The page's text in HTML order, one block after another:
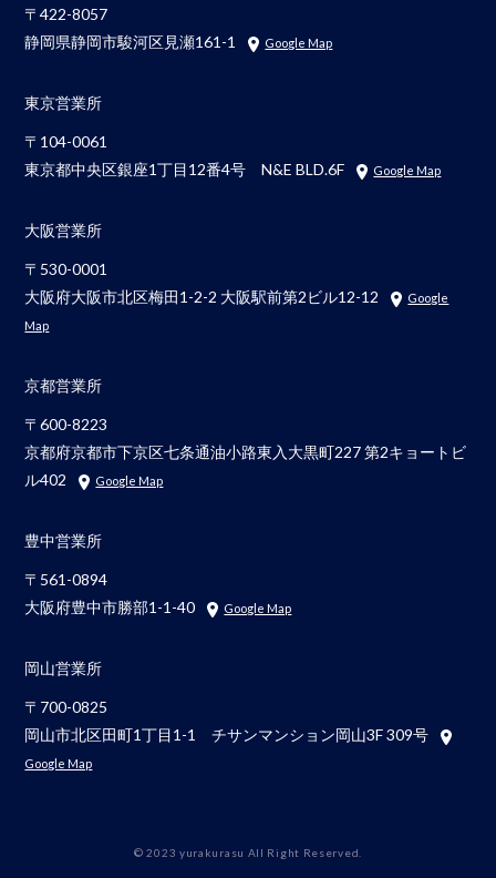
〒422-8057
静岡県静岡市駿河区見瀬161-1
Google Map
東京営業所
〒104-0061
東京都中央区銀座1丁目12番4号 N&E BLD.6F
Google Map
大阪営業所
〒530-0001
大阪府大阪市北区梅田1-2-2 大阪駅前第2ビル12-12
Google
Map
京都営業所
〒600-8223
京都府京都市下京区七条通油小路東入大黒町227 第2キョートビ
ル402
Google Map
豊中営業所
〒561-0894
大阪府豊中市勝部1-1-40
Google Map
岡山営業所
〒700-0825
岡山市北区田町1丁目1-1 チサンマンション岡山3F 309号
Google Map
© 2023 yurakurasu All Right Reserved.